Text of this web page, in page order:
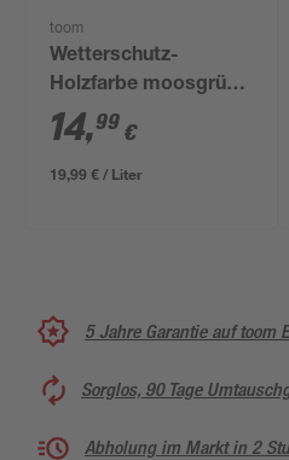
toom
Wetterschutz-
Holzfarbe moosgrün
750 ml
14,99 €
19,99 € / Liter
5 Jahre Garantie auf toom
Sorglos, 90 Tage
Abholung im Markt in 2